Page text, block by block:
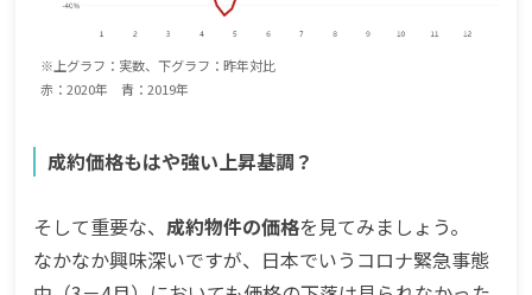
※上グラフ：実数、下グラフ：昨年対比
赤：2020年 青：2019年
成約価格もはや強い上昇基調？
そして重要な、成約物件の価格を見てみましょう。
なかなか興味深いですが、日本でいうコロナ緊急事態